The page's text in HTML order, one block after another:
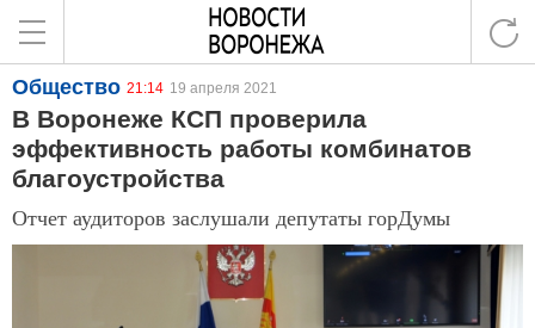
Общество 21:14 19 апреля 2021
В Воронеже КСП проверила
эффективность работы комбинатов
благоустройства
Отчет аудиторов заслушали депутаты горДумы